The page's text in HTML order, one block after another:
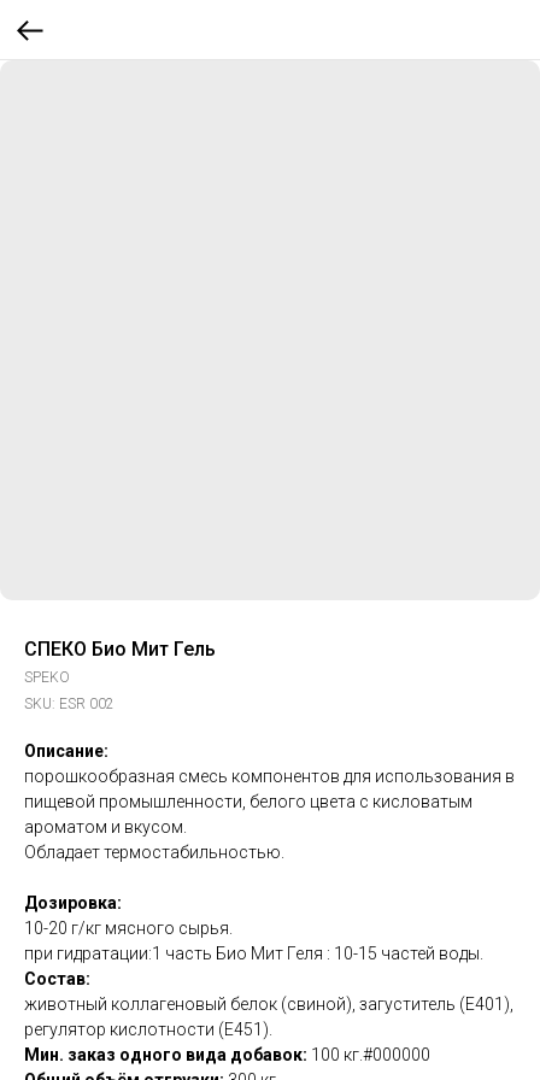
СПЕКО Био Мит Гель
SPEKO
SKU: ESR 002
Описание:
порошкообразная смесь компонентов для использования в
пищевой промышленности, белого цвета с кисловатым
ароматом и вкусом.
Обладает термостабильностью.
Дозировка:
10-20 г/кг мясного сырья.
при гидратации:1 часть Био Мит Геля : 10-15 частей воды.
Состав:
животный коллагеновый белок (свиной), загуститель (Е401),
регулятор кислотности (Е451).
Мин. заказ одного вида добавок: 100 кг.#000000